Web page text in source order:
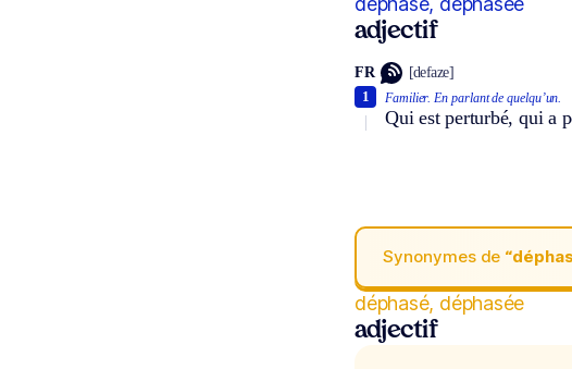
adjectif
FR [defaze]
Familier. En parlant de quelqu’un.
Qui est perturbé, qui a
1
Synonymes de
déphasé, déphasée
adjectif